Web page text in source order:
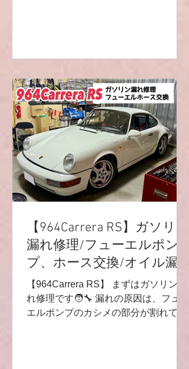
ホース、フューエルポンプまでのホー
ス、エンジンルームのリターンホース
です♬ タンクはポンプへいくホースは
特にカチカチでした💦 漏れの確認も
し、無事に交換完了です‼️ これで安心
してまた楽しめますね🙌 （装着後の写
真がなくスミマセン🙏） この車両はと
ても程度が良いので、完成度が増しま
した😁✨ 964世代は年式的に、フュー
ある前に交換をオススメします💫 とは
いえ、ホース全部交換するとなるとパ
ーツ代だけでも結構なお値段(^◇^;) 躊
躇する気持ちも分からなくもないので
すが😭😭😭燃えることを考えると予
防は大事です🌟 ホース自体ではなくカ
シメからの漏れも多いので要注意で
【964Carrera RS】ガソリン
漏れ修理/フューエルポン
プ、ホース交換/オイル漏
れ修理
【964Carrera RS】 まずはガソリン漏
れ修理です🧑‍🔧 漏れの原因は、フュー
エルポンプのカシメの部分が割れてい